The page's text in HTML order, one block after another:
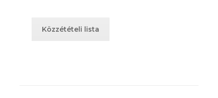
Közzétételi lista